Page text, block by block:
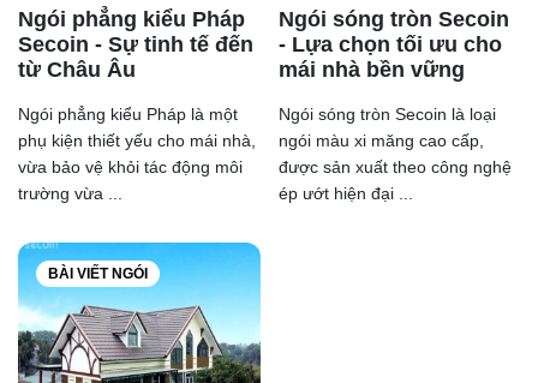
3.3 Ngói sóng vuông Secoin SE21
Ngói sóng vuông Secoin SE21 là mẫu ngói có màu ngói
có màu sắc rất quen thuộc đó là màu đỏ cam đất nung.
nguyên khối từ xi măng cùng điểm nhất là các rảnh và
dòng chứ Secoin in thẳng lên ngói.
Với sóng vuông không chỉ tạo nên sự chắc chắn mà còn
góp phần làm tăng tính nghệ thuật cho mái nhà. Hơn thế,
Ngói phẳng kiểu Pháp
Secoin - Sự tinh tế đến
từ Châu Âu
Ngói phẳng kiểu Pháp là một
phụ kiện thiết yếu cho mái nhà,
vừa bảo vệ khỏi tác động môi
trường vừa ...
Ngói sóng tròn Secoin
- Lựa chọn tối ưu cho
mái nhà bền vững
Ngói sóng tròn Secoin là loại
ngói màu xi măng cao cấp,
được sản xuất theo công nghệ
ép ướt hiện đại ...
BÀI VIẾT NGÓI